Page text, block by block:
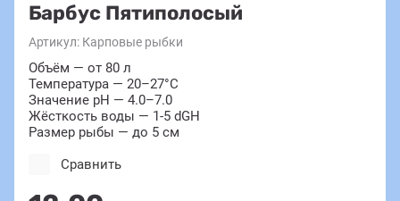
Барбус Пятиполосый
Артикул: Карповые рыбки
Объём — от 80 л
Температура — 20–27°C
Значение pH — 4.0–7.0
Жёсткость воды — 1-5 dGH
Размер рыбы — до 5 см
Сравнить